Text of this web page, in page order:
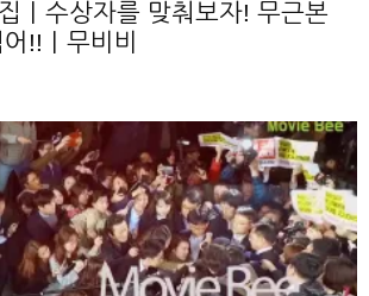
｜수상자를 맞춰보자! 무근본
!!｜무비비